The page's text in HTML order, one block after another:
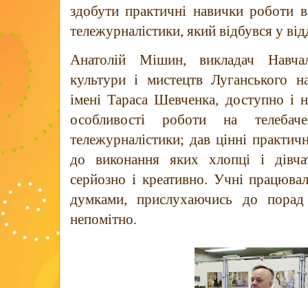
здобути практичні навички роботи
тележурналістики, який відбувся у
Анатолій Мішин, викладач
культури і мистецтв Луганського
імені Тараса Шевченка, доступно
особливості роботи на
тележурналістики; дав цінні
до виконання яких хлопці і
серйозно і креативно. Учні
думками, прислухаючись до порад
непомітно.